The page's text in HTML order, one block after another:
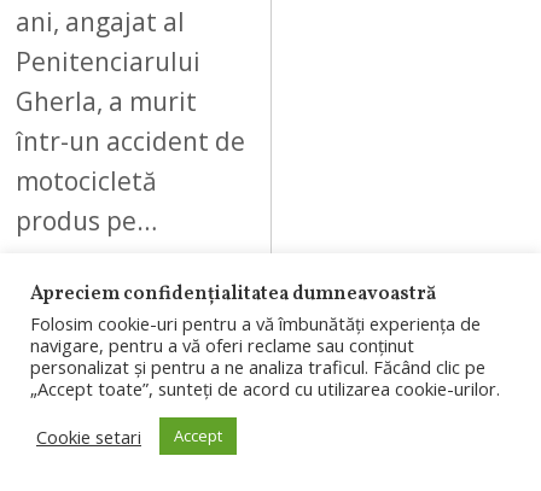
ani, angajat al
Penitenciarului
Gherla, a murit
într-un accident de
motocicletă
produs pe…
08
Apreciem confidențialitatea dumneavoastră
Folosim cookie-uri pentru a vă îmbunătăți experiența de
navigare, pentru a vă oferi reclame sau conținut
personalizat și pentru a ne analiza traficul. Făcând clic pe
„Accept toate”, sunteți de acord cu utilizarea cookie-urilor.
Cookie setari
Accept